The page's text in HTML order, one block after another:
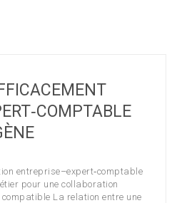
entreprise–expert‑comptable
pour une collaboration
La relation entre une